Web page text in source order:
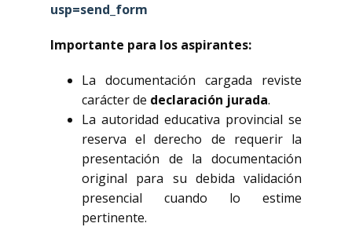
usp=send_form
Importante para los aspirantes:
La documentación cargada reviste
carácter de declaración jurada.
La autoridad educativa provincial se
reserva el derecho de requerir la
presentación de la documentación
original para su debida validación
presencial cuando lo estime
pertinente.